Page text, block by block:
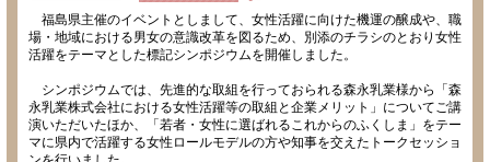
福島県主催のイベントとしまして、女性活躍に向けた機運の醸成や、職
場・地域における男女の意識改革を図るため、別添のチラシのとおり女性
活躍をテーマとした標記シンポジウムを開催しました。
シンポジウムでは、先進的な取組を行っておられる森永乳業様から「森
永乳業株式会社における女性活躍等の取組と企業メリット」についてご講
演いただいたほか、「若者・女性に選ばれるこれからのふくしま」をテー
マに県内で活躍する女性ロールモデルの方や知事を交えたトークセッショ